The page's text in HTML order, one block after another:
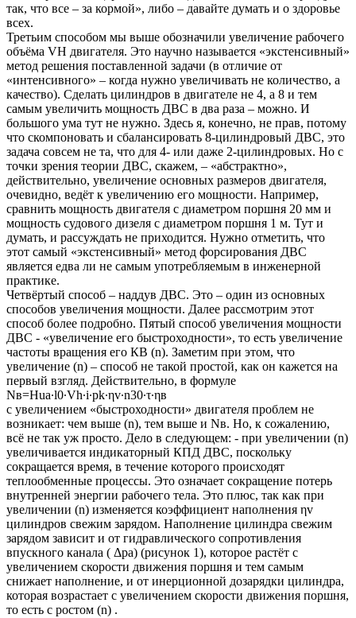
так, что все – за кормой», либо – давайте думать и о здоровье
всех.
Третьим способом мы выше обозначили увеличение рабочего
объёма VН двигателя. Это научно называется «экстенсивный»
метод решения поставленной задачи (в отличие от
«интенсивного» – когда нужно увеличивать не количество, а
качество). Сделать цилиндров в двигателе не 4, а 8 и тем
самым увеличить мощность ДВС в два раза – можно. И
большого ума тут не нужно. Здесь я, конечно, не прав, потому
что скомпоновать и сбалансировать 8-цилиндровый ДВС, это
задача совсем не та, что для 4- или даже 2-цилиндровых. Но с
точки зрения теории ДВС, скажем, – «абстрактно»,
действительно, увеличение основных размеров двигателя,
очевидно, ведёт к увеличению его мощности. Например,
сравнить мощность двигателя с диаметром поршня 20 мм и
мощность судового дизеля с диаметром поршня 1 м. Тут и
думать, и рассуждать не приходится. Нужно отметить, что
этот самый «экстенсивный» метод форсирования ДВС
является едва ли не самым употребляемым в инженерной
практике.
Четвёртый способ – наддув ДВС. Это – один из основных
способов увеличения мощности. Далее рассмотрим этот
способ более подробно. Пятый способ увеличения мощности
ДВС - «увеличение его быстроходности», то есть увеличение
частоты вращения его КВ (n). Заметим при этом, что
увеличение (n) – способ не такой простой, как он кажется на
первый взгляд. Действительно, в формуле
Nв=Нua∙l0∙Vh∙i∙pk∙ηv∙n30∙τ∙ηв
с увеличением «быстроходности» двигателя проблем не
возникает: чем выше (n), тем выше и Nв. Но, к сожалению,
всё не так уж просто. Дело в следующем: - при увеличении (n)
увеличивается индикаторный КПД ДВС, поскольку
сокращается время, в течение которого происходят
теплообменные процессы. Это означает сокращение потерь
внутренней энергии рабочего тела. Это плюс, так как при
увеличении (n) изменяется коэффициент наполнения ηv
цилиндров свежим зарядом. Наполнение цилиндра свежим
зарядом зависит и от гидравлического сопротивления
впускного канала ( Δра) (рисунок 1), которое растёт с
увеличением скорости движения поршня и тем самым
снижает наполнение, и от инерционной дозарядки цилиндра,
которая возрастает с увеличением скорости движения поршня,
то есть с ростом (n) .